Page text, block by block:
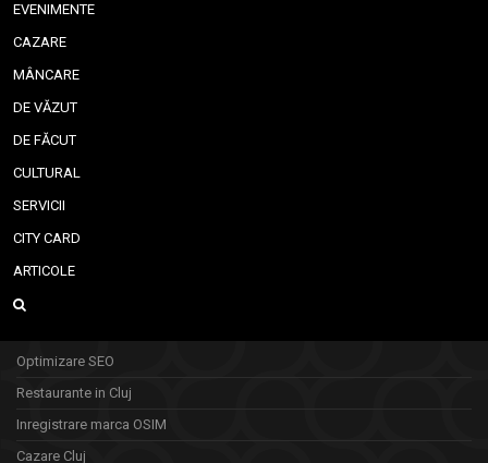
EVENIMENTE
CAZARE
MÂNCARE
DE VĂZUT
DE FĂCUT
CULTURAL
SERVICII
CITY CARD
ARTICOLE
Optimizare SEO
Restaurante in Cluj
Inregistrare marca OSIM
Cazare Cluj